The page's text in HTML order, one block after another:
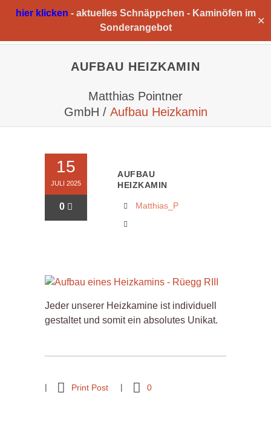
hier klicken - aktuelles Schnäppchen - Kaminöfen im
Sonderangebot
✕
AUFBAU HEIZKAMIN
Matthias Pointner
GmbH / Aufbau Heizkamin
15
JULI 2025
0
AUFBAU
HEIZKAMIN
Matthias_P
Jeder unserer Heizkamine ist individuell
gestaltet und somit ein absolutes Unikat.
Print Post 0